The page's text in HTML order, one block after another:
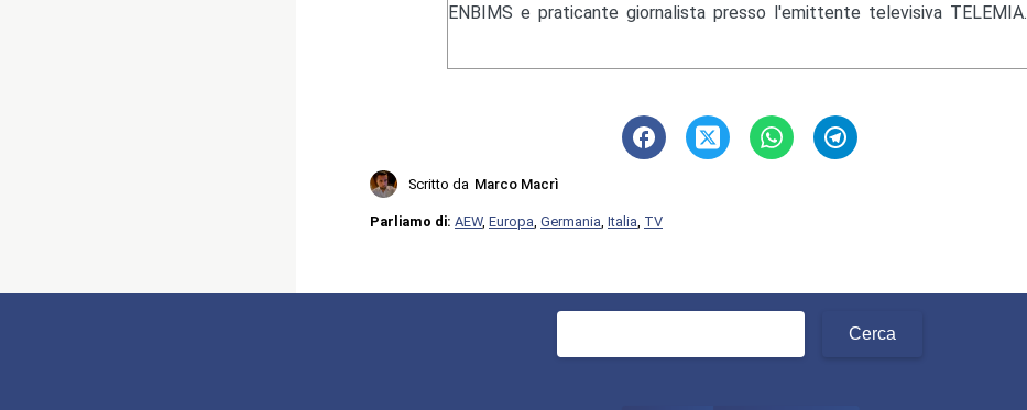
ENBIMS e praticante giornalista presso l'emittente televisiva TELEMIA.
Scritto da Marco Macrì
Parliamo di: AEW, Europa Germania Italia TV